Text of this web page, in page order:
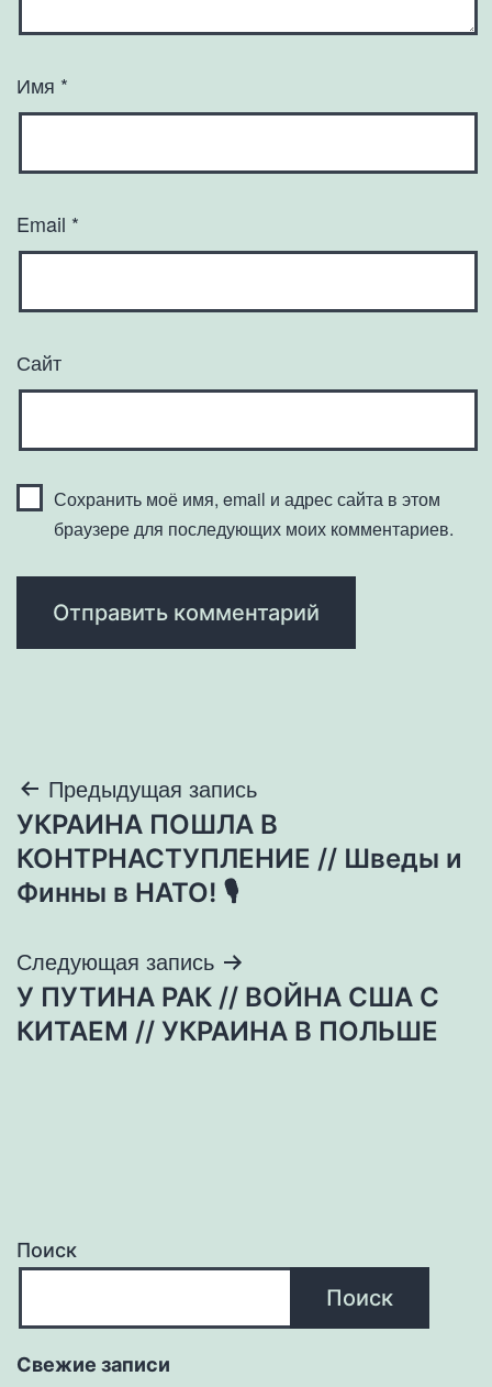
Имя *
Email *
Сайт
Сохранить моё имя, email и адрес сайта в этом
браузере для последующих моих комментариев.
Навигация
по
записям
Предыдущая запись
УКРАИНА ПОШЛА В
КОНТРНАСТУПЛЕНИЕ // Шведы и
Финны в НАТО! 🎙
Следующая запись
У ПУТИНА РАК // ВОЙНА США С
КИТАЕМ // УКРАИНА В ПОЛЬШЕ
Поиск
Поиск
Свежие записи